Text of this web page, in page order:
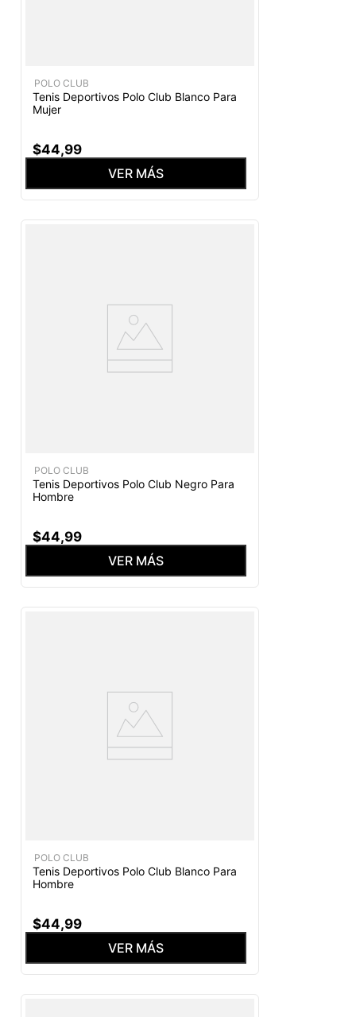
POLO CLUB
Tenis Deportivos Polo Club Blanco Para
Mujer
$44,99
VER MÁS
POLO CLUB
Tenis Deportivos Polo Club Negro Para
Hombre
$44,99
VER MÁS
POLO CLUB
Tenis Deportivos Polo Club Blanco Para
Hombre
$44,99
VER MÁS